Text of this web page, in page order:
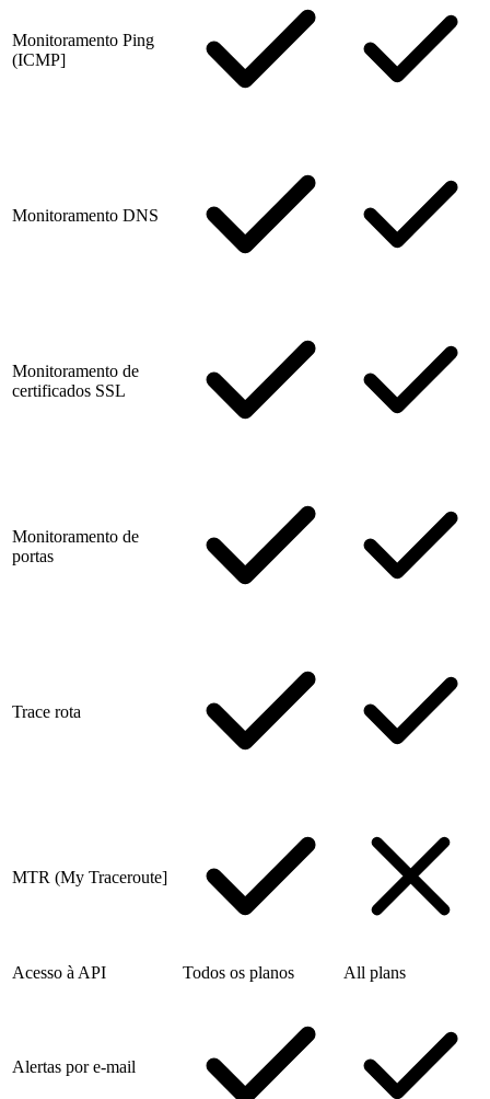
Monitoramento Ping
(ICMP]
Monitoramento DNS
Monitoramento de
certificados SSL
Monitoramento de
portas
Trace rota
MTR (My Traceroute]
Acesso à API Todos os planos All plans
Alertas por e-mail